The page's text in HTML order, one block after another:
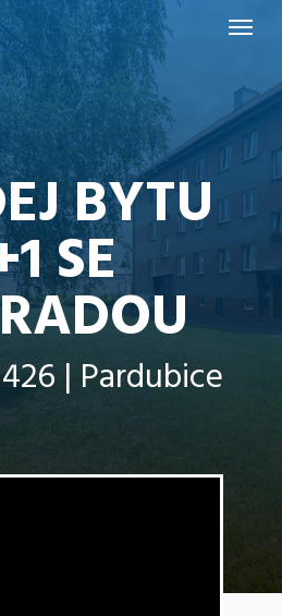
Menu
BYTU
SE
| Pardubice